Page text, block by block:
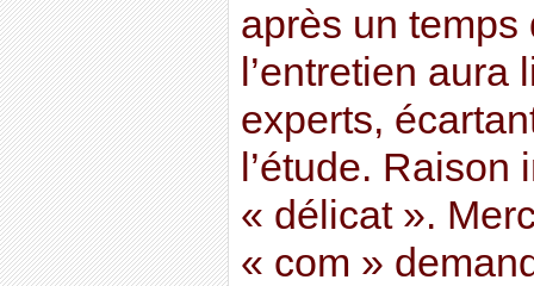
après un
l’entretien aura
experts,
l’étude.
« délicat ».
« com »